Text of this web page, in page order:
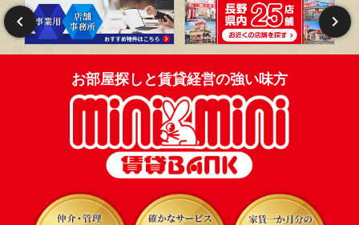
お部屋探しと賃貸経営の強い味方